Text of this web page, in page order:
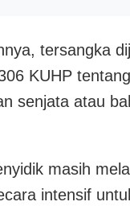
tersangka
KUHP tentang
senjata atau
masih
intensif